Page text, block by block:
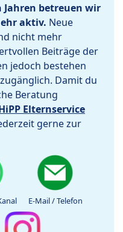
Jahren betreuen wir
aktiv. Neue
nicht mehr
Beiträge der
jedoch bestehen
Damit du
Beratung
Elternservice
gerne zur
E-Mail / Telefon